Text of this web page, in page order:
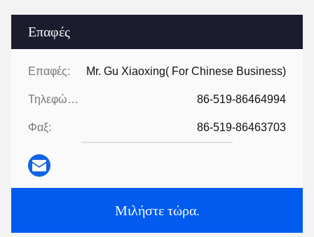
Επαφές
Επαφές: Mr. Gu Xiaoxing( For Chinese Business)
Τηλεφώνημα: 86-519-86464994
Φαξ: 86-519-86463703
Μιλήστε τώρα.